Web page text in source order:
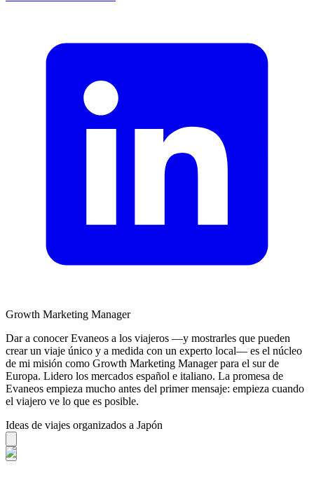
Growth Marketing Manager
Dar a conocer Evaneos a los viajeros —y mostrarles que pueden
crear un viaje único y a medida con un experto local— es el núcleo
de mi misión como Growth Marketing Manager para el sur de
Europa. Lidero los mercados español e italiano. La promesa de
Evaneos empieza mucho antes del primer mensaje: empieza cuando
el viajero ve lo que es posible.
Ideas de viajes organizados a Japón